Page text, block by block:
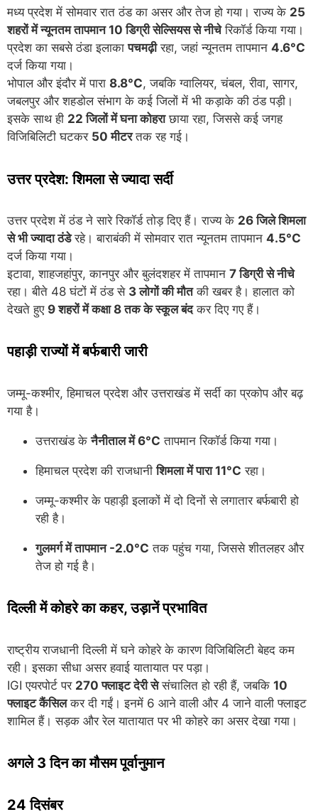
मध्य प्रदेश में सोमवार रात ठंड का असर और तेज हो गया। राज्य के 25
शहरों में न्यूनतम तापमान 10 डिग्री सेल्सियस से नीचेरिकॉर्ड किया गया।
प्रदेश का सबसे ठंडा इलाकापचमढ़ीरहा, जहां न्यूनतम तापमान 4.6°C
दर्ज किया गया।
भोपाल और इंदौर में पारा 8.8°C, जबकि ग्वालियर, चंबल, रीवा, सागर,
जबलपुर और शहडोल संभाग के कई जिलों में भी कड़ाके की ठंड पड़ी।
इसके साथ ही 22 जिलों में घना कोहराछाया रहा, जिससे कई जगह
विजिबिलिटी घटकर 50 मीटरतक रह गई।
उत्तर प्रदेश: शिमला से ज्यादा सर्दी
उत्तर प्रदेश में ठंड ने सारे रिकॉर्ड तोड़ दिए हैं। राज्य के 26 जिले शिमला
से भी ज्यादा ठंडेरहे। बाराबंकी में सोमवार रात न्यूनतम तापमान 4.5°C
दर्ज किया गया।
इटावा, शाहजहांपुर, कानपुर और बुलंदशहर में तापमान 7 डिग्री से नीचे
रहा। बीते 48 घंटों में ठंड से 3 लोगों की मौतकी खबर है। हालात को
देखते हुए 9 शहरों में कक्षा 8 तक के स्कूल बंदकर दिए गए हैं।
पहाड़ी राज्यों में बर्फबारी जारी
जम्मू-कश्मीर, हिमाचल प्रदेश और उत्तराखंड में सर्दी का प्रकोप और बढ़
गया है।
उत्तराखंड केनैनीताल में 6°C तापमान रिकॉर्ड किया गया।
हिमाचल प्रदेश की राजधानीशिमला में पारा 11°C रहा।
जम्मू-कश्मीर के पहाड़ी इलाकों में दो दिनों से लगातार बर्फबारी हो
रही है।
गुलमर्ग में तापमान -2.0°C तक पहुंच गया, जिससे शीतलहर और
तेज हो गई है।
दिल्ली में कोहरे का कहर, उड़ानें प्रभावित
राष्ट्रीय राजधानी दिल्ली में घने कोहरे के कारण विजिबिलिटी बेहद कम
रही। इसका सीधा असर हवाई यातायात पर पड़ा।
IGI एयरपोर्ट पर 270 फ्लाइट देरी सेसंचालित हो रही हैं, जबकि 10
फ्लाइट कैंसिलकर दी गईं। इनमें 6 आने वाली और 4 जाने वाली फ्लाइट
शामिल हैं। सड़क और रेल यातायात पर भी कोहरे का असर देखा गया।
अगले 3 दिन का मौसम पूर्वानुमान
24 दिसंबर